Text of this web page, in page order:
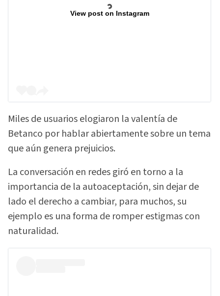
View post on Instagram
Miles de usuarios elogiaron la valentía de
Betanco por hablar abiertamente sobre un tema
que aún genera prejuicios.
La conversación en redes giró en torno a la
importancia de la autoaceptación, sin dejar de
lado el derecho a cambiar, para muchos, su
ejemplo es una forma de romper estigmas con
naturalidad.